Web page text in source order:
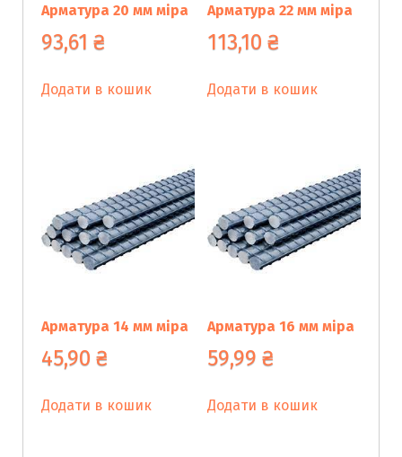
Арматура 20 мм мiра
93,61 ₴
Додати в кошик
Арматура 22 мм мiра
113,10₴
Додати в кошик
Арматура 14 мм мiра
45,90 ₴
Додати в кошик
Арматура 16 мм мiра
59,99₴
Додати в кошик